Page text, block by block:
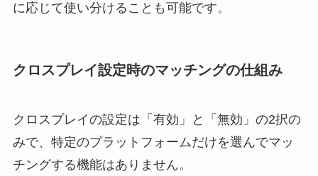
に応じて使い分けることも可能です。
クロスプレイ設定時のマッチングの仕組み
クロスプレイの設定は「有効」と「無効」の2択の
みで、特定のプラットフォームだけを選んでマッ
チングする機能はありません。